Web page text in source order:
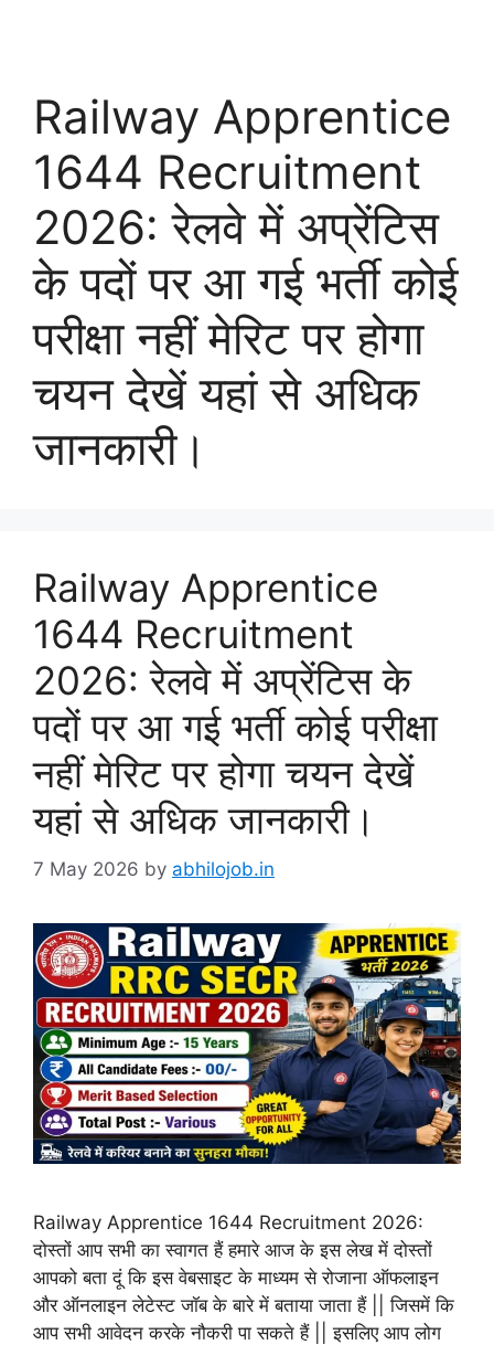
Railway Apprentice
1644 Recruitment
2026: रेलवे में अप्रेंटिस
के पदों पर आ गई भर्ती कोई
परीक्षा नहीं मेरिट पर होगा
चयन देखें यहां से अधिक
जानकारी।
Railway Apprentice
1644 Recruitment
2026: रेलवे में अप्रेंटिस के
पदों पर आ गई भर्ती कोई परीक्षा
नहीं मेरिट पर होगा चयन देखें
यहां से अधिक जानकारी।
7 May 2026 by abhilojob.in
Railway Apprentice 1644 Recruitment 2026:
दोस्तों आप सभी का स्वागत हैं हमारे आज के इस लेख में दोस्तों
आपको बता दूं कि इस वेबसाइट के माध्यम से रोजाना ऑफलाइन
और ऑनलाइन लेटेस्ट जॉब के बारे में बताया जाता हैं || जिसमें कि
आप सभी आवेदन करके नौकरी पा सकते हैं || इसलिए आप लोग